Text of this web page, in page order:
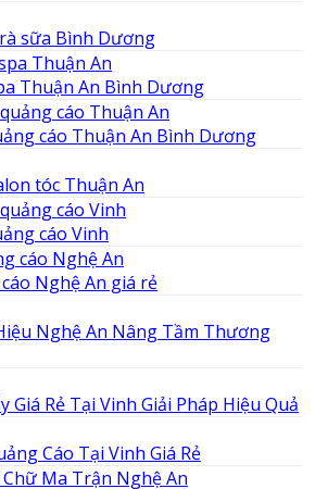
sữa Bình Dương
Thuận An Bình Dương
cáo Thuận An Bình Dương
tóc Thuận An
cáo Vinh
Nghệ An giá rẻ
Nghệ An Nâng Tầm Thương
Giá Rẻ Tại Vinh Giải Pháp Hiệu Quả
Cáo Tại Vinh Giá Rẻ